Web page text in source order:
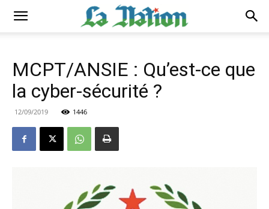
MCPT/ANSIE : Qu’est-ce que
la cyber-sécurité ?
12/09/2019 1446